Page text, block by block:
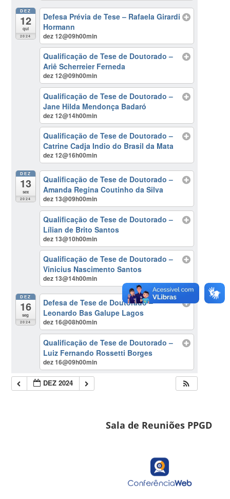
DEZ
12
qui
2024
Defesa Prévia de Tese – Rafaela Girardi
Hormann
dez 12@09h00min
Qualificação de Tese de Doutorado –
Ariê Scherreier Ferneda
dez 12@09h00min
Qualificação de Tese de Doutorado –
Jane Hilda Mendonça Badaró
dez 12@14h00min
Qualificação de Tese de Doutorado –
Catrine Cadja Indio do Brasil da Mata
dez 12@16h00min
DEZ
13
sex
2024
Qualificação de Tese de Doutorado –
Amanda Regina Coutinho da Silva
dez 13@09h00min
Qualificação de Tese de Doutorado –
Lílian de Brito Santos
dez 13@10h00min
Qualificação de Tese de Doutorado –
Vinicius Nascimento Santos
dez 13@14h00min
DEZ
16
seg
2024
Defesa de Tese de Doutorado –
Leonardo Bas Galupe Lagos
dez 16@08h00min
Qualificação de Tese de Doutorado –
Luiz Fernando Rossetti Borges
dez 16@09h00min
DEZ 2024
Sala de Reuniões PPGD